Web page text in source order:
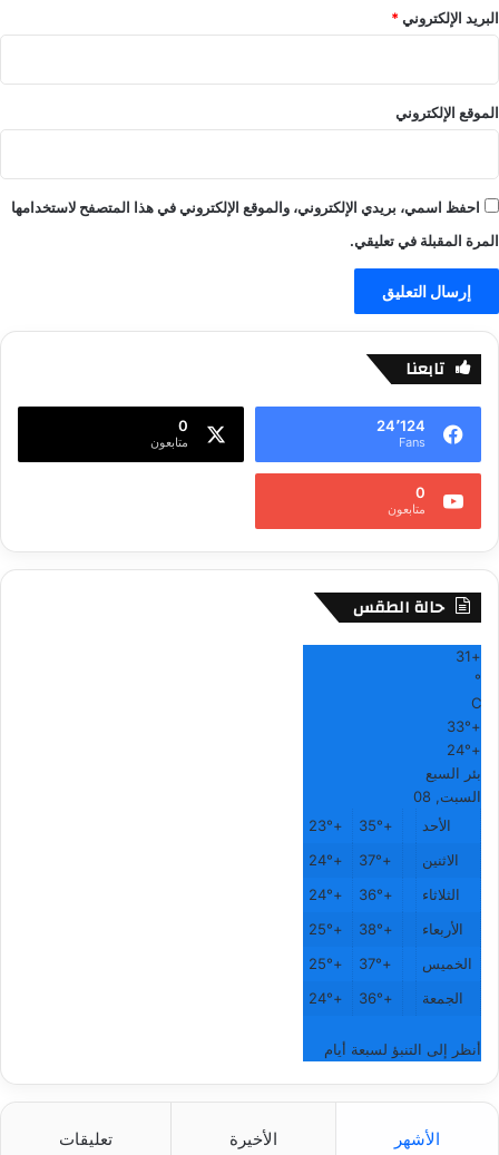
البريد الإلكتروني*
الموقع الإلكتروني
احفظ اسمي، بريدي الإلكتروني، والموقع الإلكتروني في هذا المتصفح لاستخدامها
المرة المقبلة في تعليقي.
تابعنا
24٬124
Fans
0
متابعون
0
متابعون
حالة الطقس
+
31
°
C
+
33°
+
24°
بئر السبع
السبت, 08
الأحد
+
35°
+
23°
الاثنين
+
37°
+
24°
الثلاثاء
+
36°
+
24°
الأربعاء
+
38°
+
25°
الخميس
+
37°
+
25°
الجمعة
+
36°
+
24°
أنظر إلى التنبؤ لسبعة أيام
الأشهر الأخيرة تعليقات